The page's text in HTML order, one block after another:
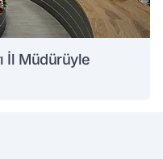
İl Müdürüyle